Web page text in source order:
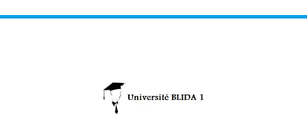
implique l’utilisation de modèles mathématiques